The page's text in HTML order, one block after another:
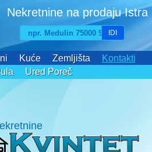
Nekretnine na prodaju Istra
IDI
Kuće Zemljišta
Kontakti
Ured Poreč